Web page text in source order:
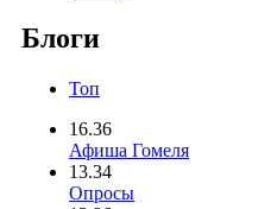
Блоги
Топ
16.36
Афиша Гомеля
13.34
Опросы